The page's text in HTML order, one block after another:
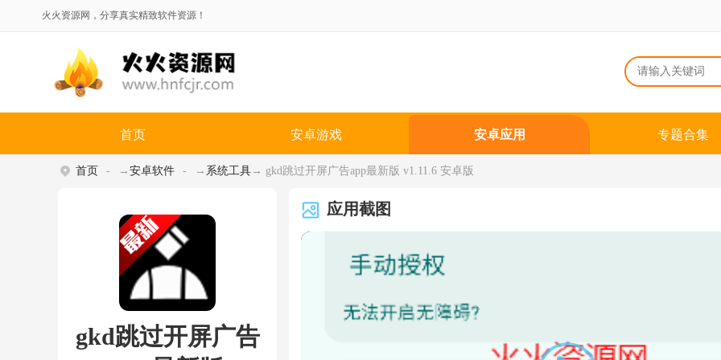
火火资源网，分享真实精致软件资源！
首页 安卓游戏 安卓应用 专题合集
首页 → 安卓软件 → 系统工具 → gkd跳过开屏广告app最新版 v1.11.6 安卓版
gkd跳过开屏广告
应用截图